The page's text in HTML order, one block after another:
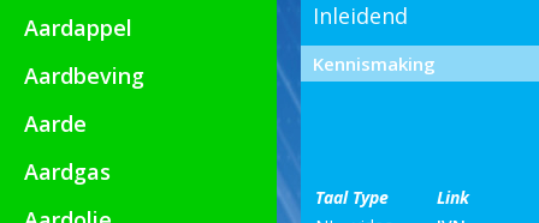
Aardappel
Aardbeving
Aarde
Aardgas
Inleidend
Kennismaking
Taal Type
Link